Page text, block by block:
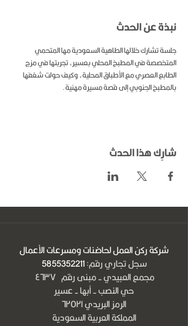
نبذة عن الحدث
جلسة تشارك خلالها الطاهية السعودية مها المتحمي
المتخصصة في المطبخ المحلي بعسير، تجربتها في مزج
الطابع العصري مع الأطباق المحلية، وكيف حولت شغفها
بالمطبخ الجنوبي إلى قصة مسيرة مهنية.
شارِك هذا الحدث
شركة ركن العمل لحاضنات ومسرعات الأعمال
سجل تجاري رقم:5855352211
مجمع العبيدي - مبنى رقم ٤٦٣٧
حي النصب - أبها - عسير
الرمز البريدي ٦٢٥٢١
المملكة العربية السعودية